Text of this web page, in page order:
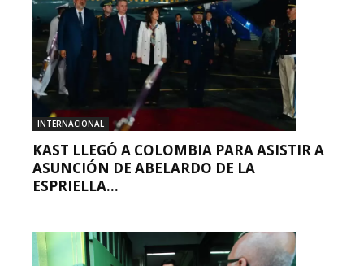
INTERNACIONAL
KAST LLEGÓ A COLOMBIA PARA ASISTIR A
ASUNCIÓN DE ABELARDO DE LA
ESPRIELLA...